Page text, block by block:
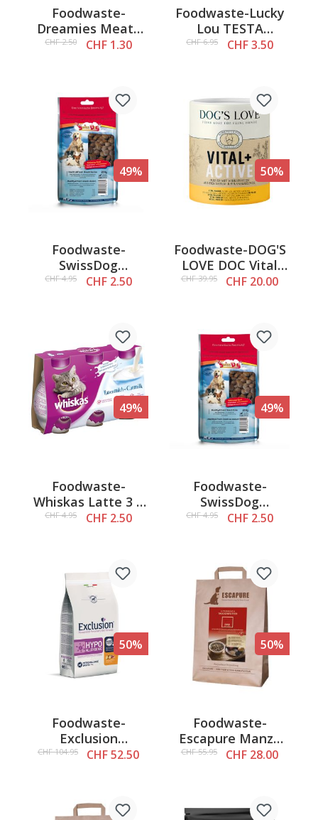
Foodwaste-
Dreamies Meaty
Sticks con
CHF 2.50 CHF 1.30
Foodwaste-Lucky
Lou TESTA
SCHIACCIANTE
CHF 6.95 CHF 3.50
49%
Foodwaste-
SwissDog
Healthy&Fresh
CHF 4.95 CHF 2.50
50%
Foodwaste-DOG'S
LOVE DOC Vital
Active, 500g
CHF 39.95 CHF 20.00
49%
Foodwaste-
Whiskas Latte 3 x
200ml
CHF 4.95 CHF 2.50
49%
Foodwaste-
SwissDog
Healthy&Fresh
CHF 4.95 CHF 2.50
50%
Foodwaste-
Exclusion
HYPOALLERGENIC
Tutte le razze
Anatra e Patate,
CHF 104.95 CHF 52.50
50%
Foodwaste-
Escapure Manzo
Premium 4kg
CHF 55.95 CHF 28.00